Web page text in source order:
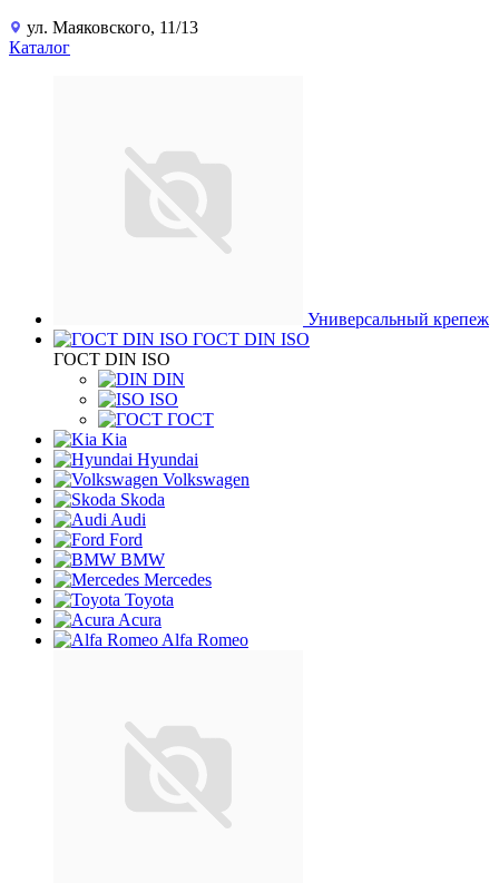
ул. Маяковского, 11/13
Каталог
Универсальный крепеж
ГОСТ DIN ISO
ГОСТ DIN ISO
DIN
ISO
ГОСТ
Kia
Hyundai
Volkswagen
Skoda
Audi
Ford
BMW
Mercedes
Toyota
Acura
Alfa Romeo